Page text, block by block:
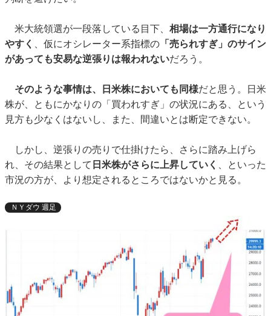
米大統領選が一段落している目下、 相場は一方通行になり
やすく
、仮にオシレーター系指標の 「売られすぎ」のサイン
があっても安易な逆張りは報われないだろう。
そのような事情は、日米株においても同様だと思う。日米
株が、ともにかなりの「買われすぎ」の状況にある、という
見方も少なくはないし、また、間違いとは断定できない。
しかし、逆張りの売りで仕掛けたら、さらに踏み上げら
れ、その結果として 日米株がさらに上昇していく
、といった
市況の方が、より想定されるところではないかと見る。
ＮＹダウ 週足